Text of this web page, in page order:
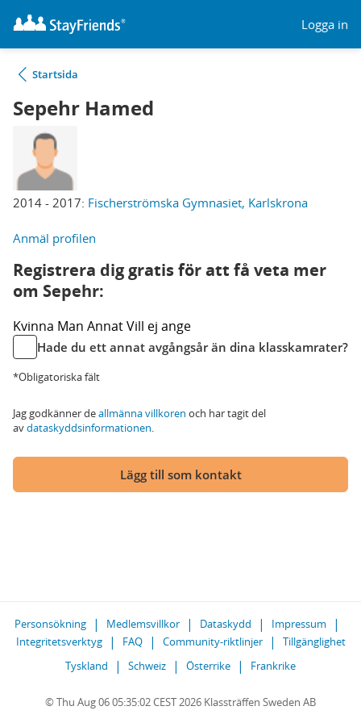
Logga in
Startsida
Sepehr Hamed
2014 - 2017: Fischerströmska Gymnasiet, Karlskrona
Anmäl profilen
Registrera dig gratis för att få veta mer
om Sepehr:
Kvinna Man AnnatVill ej ange
Hade du ett annat avgångsår än dina klasskamrater?
*Obligatoriska fält
Jag godkänner deallmänna villkoren och har tagit del
avdataskyddsinformationen.
Lägg till som kontakt
Personsökning Medlemsvillkor Dataskydd
Impressum
Integritetsverktyg
FAQ Community-riktlinjer
Tillgänglighet
Tyskland
Schweiz Österrike Frankrike
© Thu Aug 06 05:35:02 CEST 2026 Klassträffen Sweden AB